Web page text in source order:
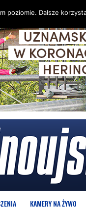
KAMERY NA ŻYWO
poziomie. Dalsze